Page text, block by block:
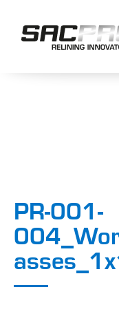
PR-001-